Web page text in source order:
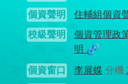
個資聲明
住輔組個資
校級聲明
個資管理政
明
個資窗口 李展蝶 分機